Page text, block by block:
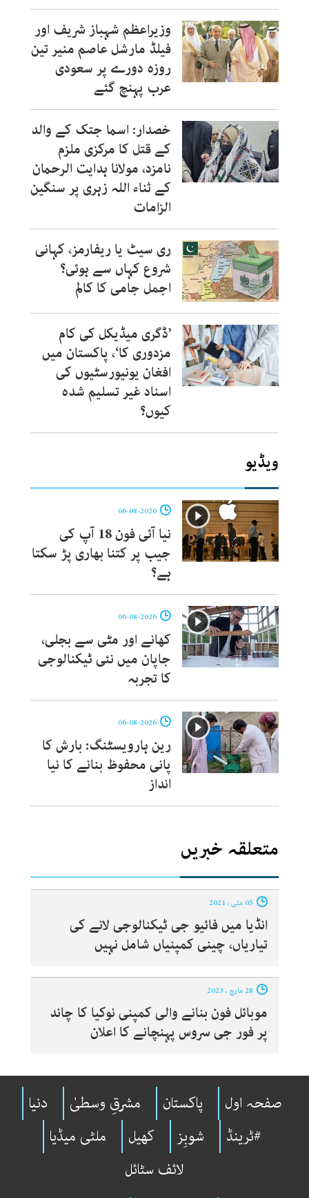
وزیراعظم شہباز شریف اور
فیلڈ مارشل عاصم منیر تین
روزہ دورے پر سعودی
عرب پہنچ گئے
خصدار: اسما جتک کے والد
کے قتل کا مرکزی ملزم
نامزد، مولانا ہدایت الرحمان
کے ثناء اللہ زہری پر سنگین
الزامات
ری سیٹ یا ریفارمز، کہانی
شروع کہاں سے ہوئی؟
اجمل جامی کا کالم
’ڈگری میڈیکل کی کام
مزدوری کا‘، پاکستان میں
افغان یونیورسٹیوں کی
اسناد غیر تسلیم شدہ
کیوں؟
ویڈیو
نیا آئی فون 18 آپ کی
جیب پر کتنا بھاری پڑ سکتا
ہے؟
کھانے اور مٹی سے بجلی،
جاپان میں نئی ٹیکنالوجی
کا تجربہ
رین ہارویسٹنگ: بارش کا
پانی محفوظ بنانے کا نیا
انداز
متعلقہ خبریں
انڈیا میں فائیو جی ٹیکنالوجی لانے کی
تیاریاں، چینی کمپنیاں شامل نہیں
موبائل فون بنانے والی کمپنی نوکیا کا چاند
پر فور جی سروس پہنچانے کا اعلان
صفحہ اول پاکستان مشرقِ وسطیٰ
دنیا
#ٹرینڈ
شوبِز کھیل
ملٹی میڈیا
لائف سٹائل